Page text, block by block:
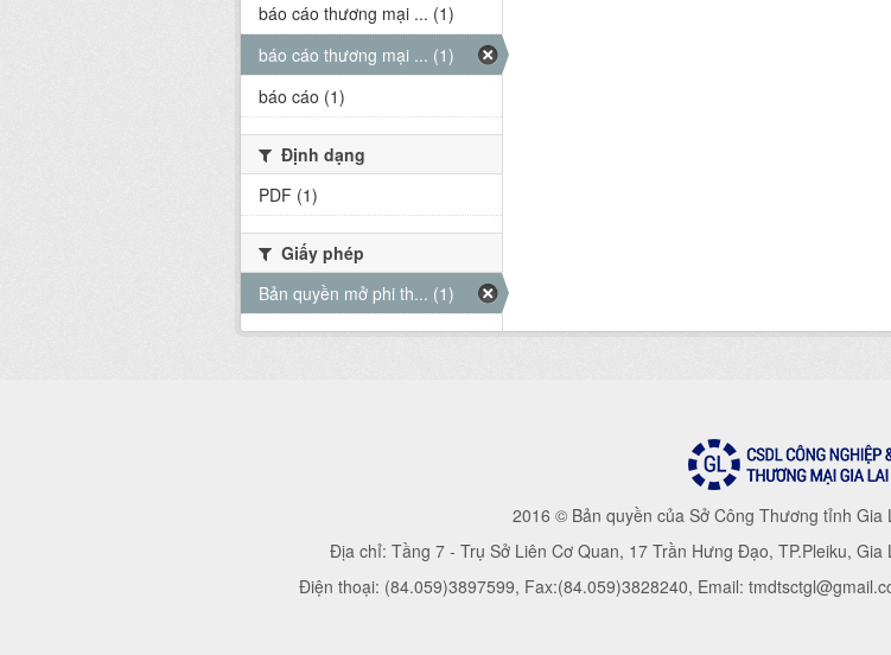
báo cáo thương mại ... (1)
báo cáo thương mại ... (1)
báo cáo (1)
Định dạng
PDF (1)
Giấy phép
Bản quyền mở phi th... (1)
2016 © Bản quyền của Sở Công Thương tỉnh Gia
Địa chỉ: Tầng 7 - Trụ Sở Liên Cơ Quan, 17 Trần Hưng Đạo, TP.Pleiku, Gia
Điện thoại: (84.059)3897599, Fax:(84.059)3828240, Email: